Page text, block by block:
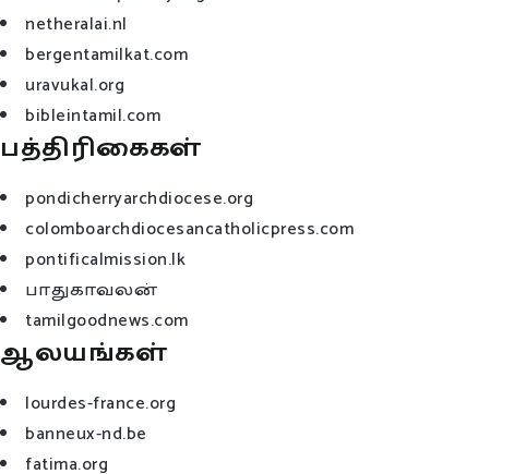
netheralai.nl
bergentamilkat.com
uravukal.org
bibleintamil.com
பத்திரிகைகள்
pondicherryarchdiocese.org
colomboarchdiocesancatholicpress.com
pontificalmission.lk
பாதுகாவலன்
tamilgoodnews.com
ஆலயங்கள்
lourdes-france.org
banneux-nd.be
fatima.org